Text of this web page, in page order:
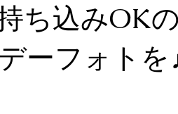
持ち込みOK
ーフォト